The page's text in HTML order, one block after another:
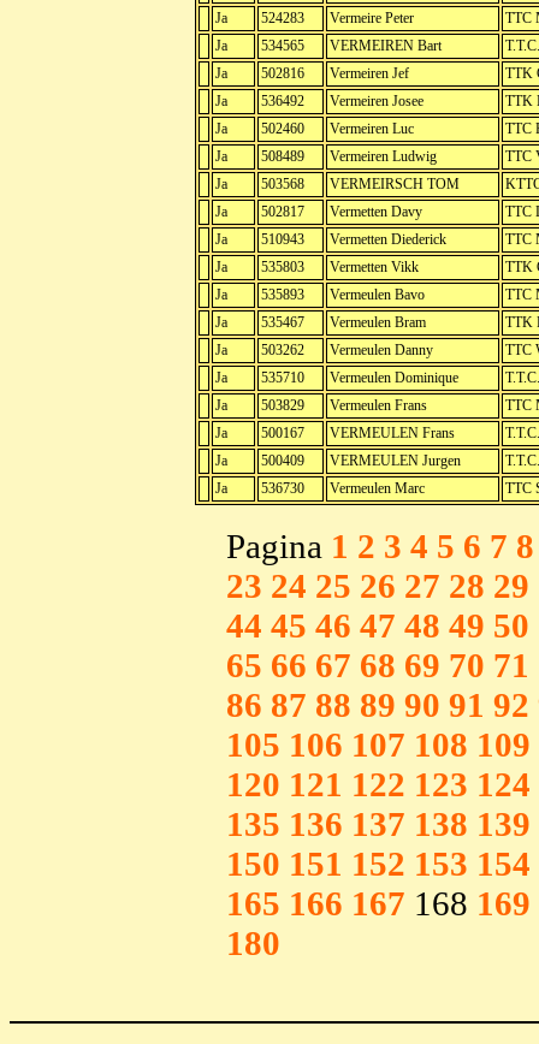
Ja
524283 Vermeire Peter
TTC
Ja
534565 VERMEIREN Bart
Ja
502816 Vermeiren Jef
TTK
Ja
536492 Vermeiren Josee
TTK
Ja
502460 Vermeiren Luc
TTC
Ja
508489 Vermeiren Ludwig
TTC
Ja
503568 VERMEIRSCH TOM
Ja
502817 Vermetten Davy
TTC
Ja
510943 Vermetten Diederick
TTC
Ja
535803 Vermetten Vikk
TTK
Ja
535893 Vermeulen Bavo
TTC
Ja
535467 Vermeulen Bram
TTK
Ja
503262 Vermeulen Danny
TTC
Ja
535710 Vermeulen Dominique
Ja
503829 Vermeulen Frans
TTC
Ja
500167 VERMEULEN Frans
Ja
500409 VERMEULEN Jurgen
Ja
536730 Vermeulen Marc TTC
Pagina 1 2 3 4 5 6 7 8
23 24 25 26 27 28 29
44 45 46 47 48 49 50
65 66 67 68 69 70 71
86 87 88 89 90 91 92
105 106 107 108 109
120 121 122 123 124
135 136 137 138 139
150 151 152 153 154
165 166 167 168 169
180